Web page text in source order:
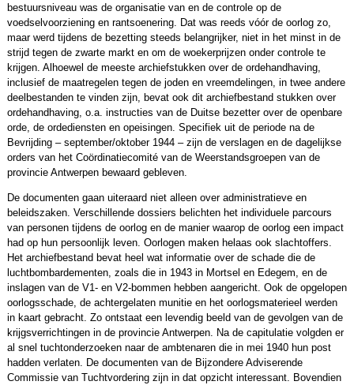
bestuursniveau was de organisatie van en de controle op de
voedselvoorziening en rantsoenering. Dat was reeds vóór de oorlog zo,
maar werd tijdens de bezetting steeds belangrijker, niet in het minst in de
strijd tegen de zwarte markt en om de woekerprijzen onder controle te
krijgen. Alhoewel de meeste archiefstukken over de ordehandhaving,
inclusief de maatregelen tegen de joden en vreemdelingen, in twee andere
deelbestanden te vinden zijn, bevat ook dit archiefbestand stukken over
ordehandhaving, o.a. instructies van de Duitse bezetter over de openbare
orde, de ordediensten en opeisingen. Specifiek uit de periode na de
Bevrijding – september/oktober 1944 – zijn de verslagen en de dagelijkse
orders van het Coördinatiecomité van de Weerstandsgroepen van de
provincie Antwerpen bewaard gebleven.
De documenten gaan uiteraard niet alleen over administratieve en
beleidszaken. Verschillende dossiers belichten het individuele parcours
van personen tijdens de oorlog en de manier waarop de oorlog een impact
had op hun persoonlijk leven. Oorlogen maken helaas ook slachtoffers.
Het archiefbestand bevat heel wat informatie over de schade die de
luchtbombardementen, zoals die in 1943 in Mortsel en Edegem, en de
inslagen van de V1- en V2-bommen hebben aangericht. Ook de opgelopen
oorlogsschade, de achtergelaten munitie en het oorlogsmaterieel werden
in kaart gebracht. Zo ontstaat een levendig beeld van de gevolgen van de
krijgsverrichtingen in de provincie Antwerpen. Na de capitulatie volgden er
al snel tuchtonderzoeken naar de ambtenaren die in mei 1940 hun post
hadden verlaten. De documenten van de Bijzondere Adviserende
Commissie van Tuchtvordering zijn in dat opzicht interessant. Bovendien